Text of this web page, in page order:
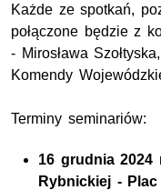
Każde ze spotkań,
połączone będzie z
- Mirosława
Komendy
Terminy seminariów:
16 grudnia
Rybnickiej -